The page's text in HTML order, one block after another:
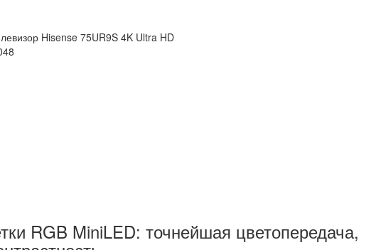
Hisense 75UR9S 4K Ultra HD
RGB MiniLED: точнейшая цветопередача,